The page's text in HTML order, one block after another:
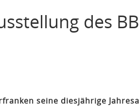
des
seine diesjährige